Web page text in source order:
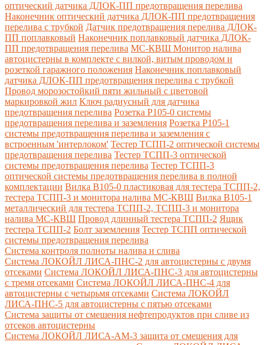
оптический датчика ДЛОК-ПП предотвращения перелива
Наконечник оптический датчика ДЛОК-ПП предотвращения
перелива с трубкой Датчик предотвращения перелива ДЛОК-
ПП поплавковый Наконечник поплавковый датчика ДЛОК-
ПП предотвращения перелива МС-КВШ Монитор налива
автоцистерны в комплекте с вилкой, витым проводом и
розеткой гаражного положения Наконечник поплавковый
датчика ДЛОК-ПП предотвращения перелива с трубкой
Провод морозостойкий пяти жильный с цветовой
маркировкой жил Ключ радиусный для датчика
предотвращения перелива Розетка Р105-0 системы
предотвращения перелива и заземления Розетка Р105-1
системы предотвращения перелива и заземления с
встроенным 'интерлоком' Тестер ТСПП-2 оптической системы
предотвращения перелива Тестер ТСПП-3 оптической
системы предотвращения перелива Тестер ТСПП-3
оптической системы предотвращения перелива в полной
комплектации Вилка В105-0 пластиковая для тестера ТСПП-2,
тестера ТСПП-3 и монитора налива МС-КВШ Вилка В105-1
металлический для тестера ТСПП-2, ТСПП-3 и монитора
налива МС-КВШ Провод длинный тестера ТСПП-2 Ящик
тестера ТСПП-2 Болт заземления Тестер ТСПП оптической
системы предотвращения перелива
Cистема контроля полноты налива и слива
Система ЛОКОЙЛ ЛИСА-ПНС-2 для автоцистерны с двумя
отсеками Система ЛОКОЙЛ ЛИСА-ПНС-3 для автоцистерны
с тремя отсеками Система ЛОКОЙЛ ЛИСА-ПНС-4 для
автоцистерны с четырьмя отсеками Система ЛОКОЙЛ
ЛИСА-ПНС-5 для автоцистерны с пятью отсеками
Система защиты от смешения нефтепродуктов при сливе из
отсеков автоцистерны
Система ЛОКОЙЛ ЛИСА-AM-3 защита от смешения для